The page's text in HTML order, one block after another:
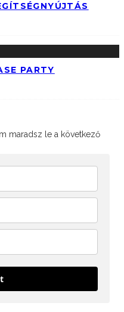
PARTY
maradsz le a következő